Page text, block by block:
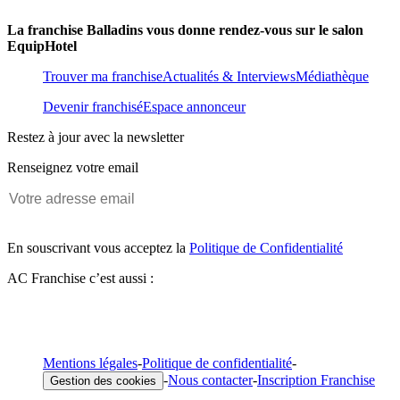
La franchise Balladins vous donne rendez-vous sur le salon
EquipHotel
Trouver ma franchiseActualités & InterviewsMédiathèque
Devenir franchiséEspace annonceur
Restez à jour avec la newsletter
Renseignez votre email
En souscrivant vous acceptez la Politique de Confidentialité
AC Franchise c’est aussi :
Mentions légales-Politique de confidentialité-
Gestion des cookies -Nous contacter-Inscription Franchise